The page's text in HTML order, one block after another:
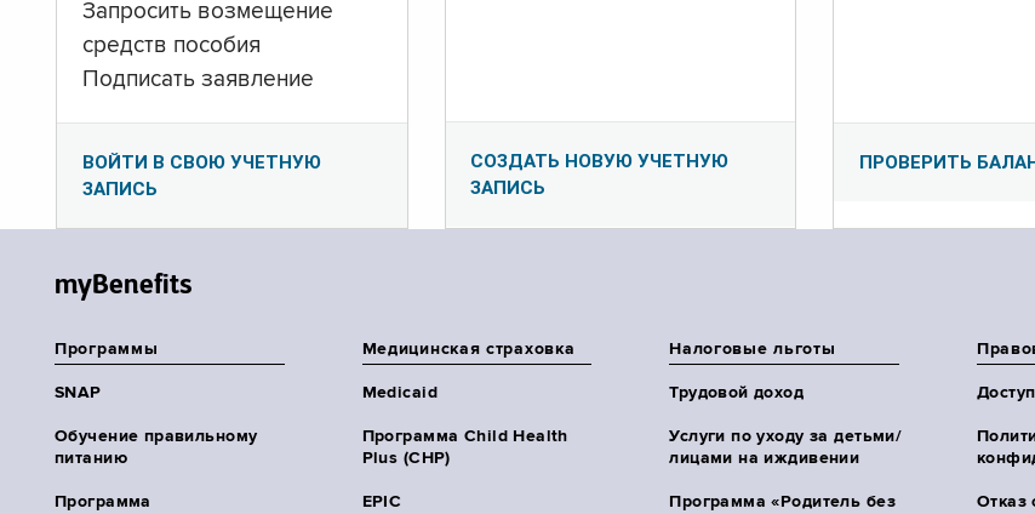
Запросить возмещение
средств пособия
Подписать заявление
ВОЙТИ В СВОЮ УЧЕТНУЮ
ЗАПИСЬ
СОЗДАТЬ НОВУЮ УЧЕТНУЮ
ЗАПИСЬ
ПРОВЕРИТЬ
myBenefits
Программы
SNAP
Обучение правильному
питанию
Программа
Медицинская страховка
Medicaid
Программа Child Health
Plus (CHP)
EPIC
Налоговые льготы
Трудовой доход
Услуги по уходу за детьми/
лицами на иждивении
Программа «Родитель без
Отказ